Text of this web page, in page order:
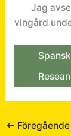
Jag avser
vingård
←